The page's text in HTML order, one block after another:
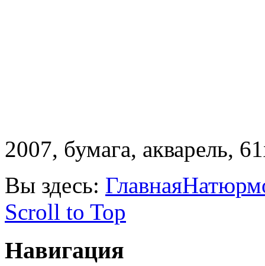
2007, бумага, акварель,
Вы здесь: Главная
Scroll to Top
Навигация